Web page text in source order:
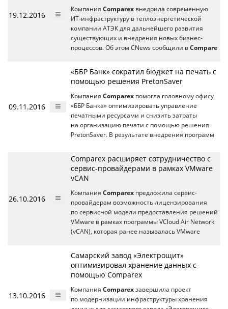
19.12.2016
Компания Comparex внедрила современную
ИТ-инфраструктуру в теплоэнергетической
компании АТЭК для дальнейшего развития
существующих и внедрения новых бизнес-
процессов. Об этом CNews сообщили в Compare
09.11.2016
«ББР Банк» сократил бюджет на печать с
помощью решения PretonSaver
Компания Comparex помогла головному офису
«ББР Банка» оптимизировать управление
печатными ресурсами и снизить затраты
на организацию печати с помощью решения
PretonSaver. В результате внедрения программ
26.10.2016
Comparex расширяет сотрудничество с
сервис-провайдерами в рамках VMware
vCAN
Компания Comparex предложила сервис-
провайдерам возможность лицензирования
по сервисной модели предоставления решений
VMware в рамках программы VCloud Air Network
(vCAN), которая ранее называлась VMware
13.10.2016
Самарский завод «Электрощит»
оптимизировал хранение данных с
помощью Comparex
Компания Comparex завершила проект
по модернизации инфраструктуры хранения